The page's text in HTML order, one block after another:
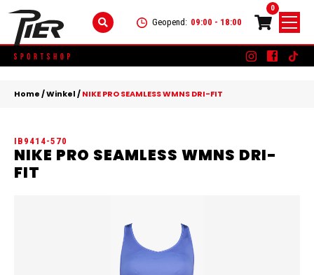
Geopend: 09:00 - 18:00
0
Skip
to
SCHOENEN
ACCESSOIRES
KLEDING
SCHOENEN
KINDEREN
KLEDING
Home/Winkel/NIKE PRO SEAMLESS WMNS DRI-FIT
IB9414-570
NIKE PRO SEAMLESS WMNS DRI-
FIT